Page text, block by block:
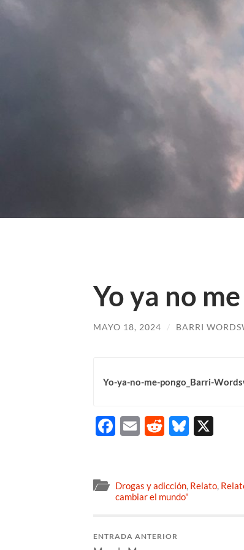
Yo ya no
MAYO 18, 2024 / BARRI
Yo-ya-no-me-pongo_Barri-
Facebook
EmailReddit
Drogas y adicción, Relato,
cambiar el mundo"
ENTRADA ANTERIOR